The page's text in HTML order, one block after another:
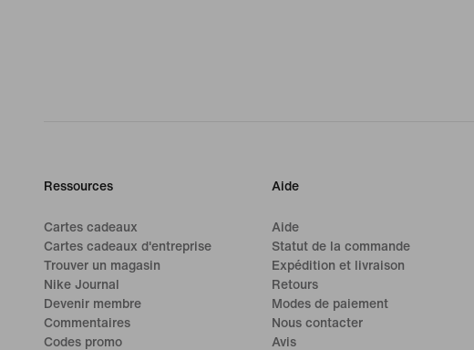
Ressources
Cartes cadeaux
Cartes cadeaux d'entreprise
Trouver un magasin
Nike Journal
Devenir membre
Commentaires
Codes promo
Aide
Aide
Statut de la commande
Expédition et livraison
Retours
Modes de paiement
Nous contacter
Avis